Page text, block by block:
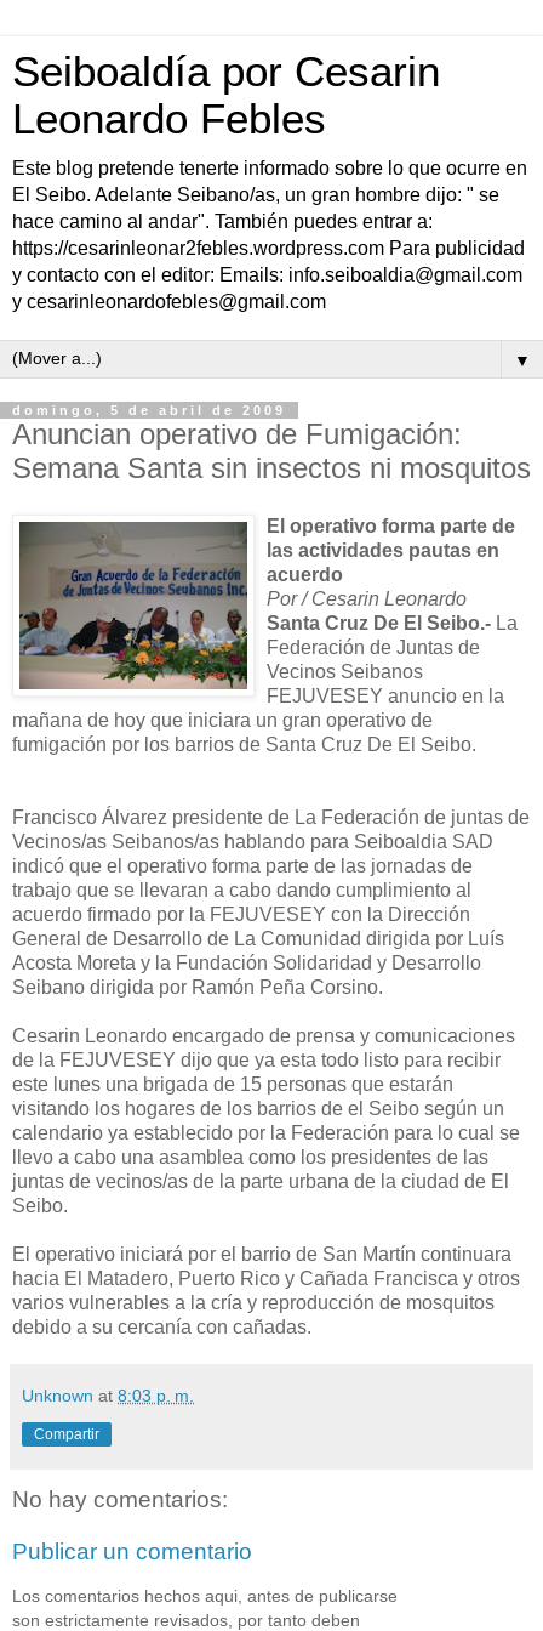
Seiboaldía por Cesarin
Leonardo Febles
Este blog pretende tenerte informado sobre lo que ocurre en
El Seibo. Adelante Seibano/as, un gran hombre dijo: " se
hace camino al andar". También puedes entrar a:
https://cesarinleonar2febles.wordpress.com Para publicidad
y contacto con el editor: Emails: info.seiboaldia@gmail.com
y cesarinleonardofebles@gmail.com
▼
domingo, 5 de abril de 2009
Anuncian operativo de Fumigación:
Semana Santa sin insectos ni mosquitos
El operativo forma parte de
las actividades pautas en
acuerdo
Por / Cesarin Leonardo
Santa Cruz De El Seibo.- La
Federación de Juntas de
Vecinos Seibanos
FEJUVESEY anuncio en la
mañana de hoy que iniciara un gran operativo de
fumigación por los barrios de Santa Cruz De El Seibo.
Francisco Álvarez presidente de La Federación de juntas de
Vecinos/as Seibanos/as hablando para Seiboaldia SAD
indicó que el operativo forma parte de las jornadas de
trabajo que se llevaran a cabo dando cumplimiento al
acuerdo firmado por la FEJUVESEY con la Dirección
General de Desarrollo de La Comunidad dirigida por Luís
Acosta Moreta y la Fundación Solidaridad y Desarrollo
Seibano dirigida por Ramón Peña Corsino.
Cesarin Leonardo encargado de prensa y comunicaciones
de la FEJUVESEY dijo que ya esta todo listo para recibir
este lunes una brigada de 15 personas que estarán
visitando los hogares de los barrios de el Seibo según un
calendario ya establecido por la Federación para lo cual se
llevo a cabo una asamblea como los presidentes de las
juntas de vecinos/as de la parte urbana de la ciudad de El
Seibo.
El operativo iniciará por el barrio de San Martín continuara
hacia El Matadero, Puerto Rico y Cañada Francisca y otros
varios vulnerables a la cría y reproducción de mosquitos
debido a su cercanía con cañadas.
Unknown at 8:03 p. m.
Compartir
No hay comentarios:
Publicar un comentario
Los comentarios hechos aqui, antes de publicarse
son estrictamente revisados, por tanto deben